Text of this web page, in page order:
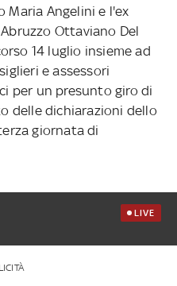
Maria Angelini e l'ex
Ottaviano Del
14 luglio insieme ad
e assessori
per un presunto giro di
delle dichiarazioni dello
giornata di
LIVE